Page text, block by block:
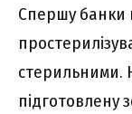
Спершу банки
стерильними.
підготовлену